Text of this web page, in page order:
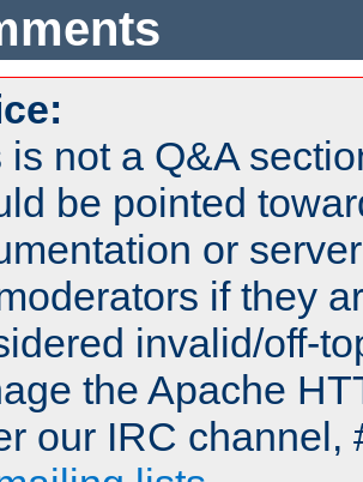
is not a Q&A
be pointed
or
if they
invalid/off-
the Apache
our IRC channel,